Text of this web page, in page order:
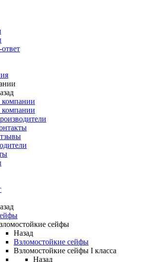
сейфы
Назад
Взломостойкие сейфы
Взломостойкие сейфы I класса
Назад